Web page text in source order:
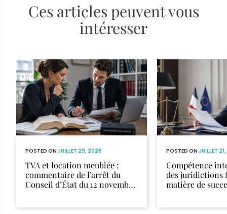
Ces articles peuvent vous
intéresser
POSTED ONJUILLET 29, 2026
TVA et location meublée :
commentaire de l’arrêt du
Conseil d’État du 12 novembre
POSTED ONJUILLET
Compétence
des juridictions
matière de